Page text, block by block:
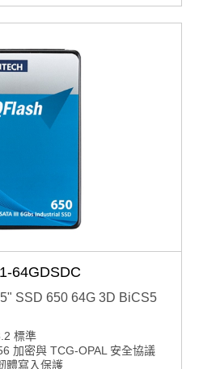
64GDSDC
SSD 650 64G 3D BiCS5
標準
加密與 TCG-OPAL 安全協議
體寫入保護